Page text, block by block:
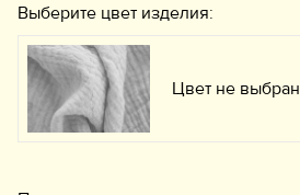
Выберите цвет изделия:
Цвет не выбран